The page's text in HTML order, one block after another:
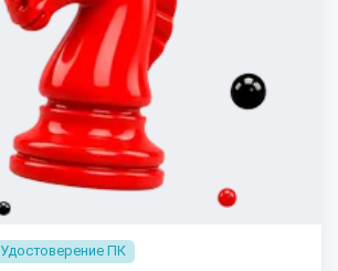
Удостоверение ПК